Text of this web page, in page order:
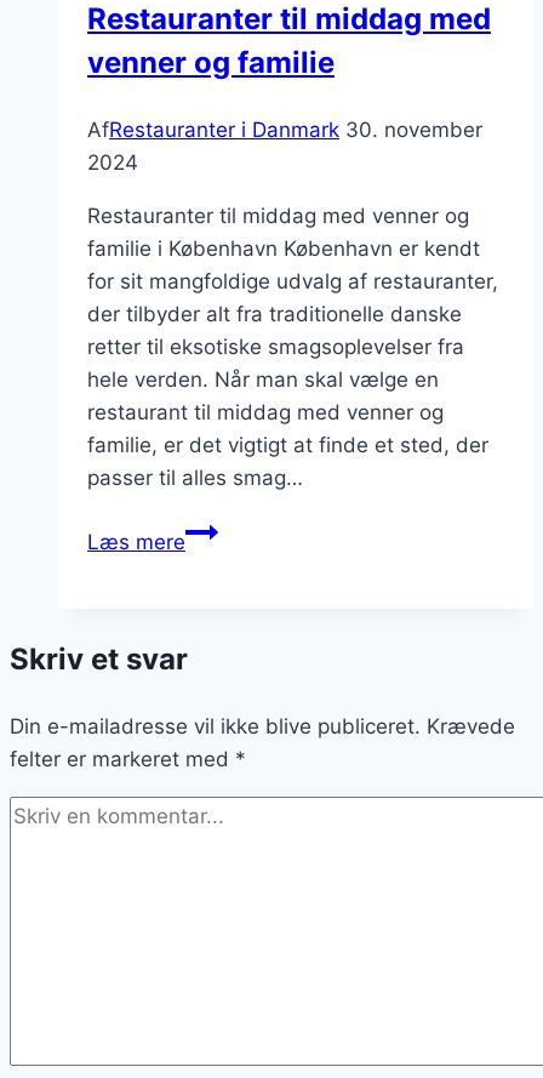
Restauranter til middag med
venner og familie
AfRestauranter i Danmark 30. november
2024
Restauranter til middag med venner og
familie i København København er kendt
for sit mangfoldige udvalg af restauranter,
der tilbyder alt fra traditionelle danske
retter til eksotiske smagsoplevelser fra
hele verden. Når man skal vælge en
restaurant til middag med venner og
familie, er det vigtigt at finde et sted, der
passer til alles smag…
Læs mereRestauranter
venner
familie
Skriv et svar
Din e-mailadresse vil ikke blive publiceret. Krævede
felter er markeret med *